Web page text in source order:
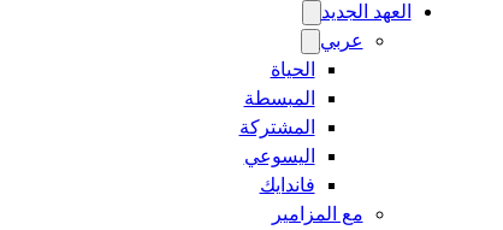
العهد الجديد
عربي
الحياة
المبسطة
المشتركة
اليسوعي
فاندايك
مع المزامير